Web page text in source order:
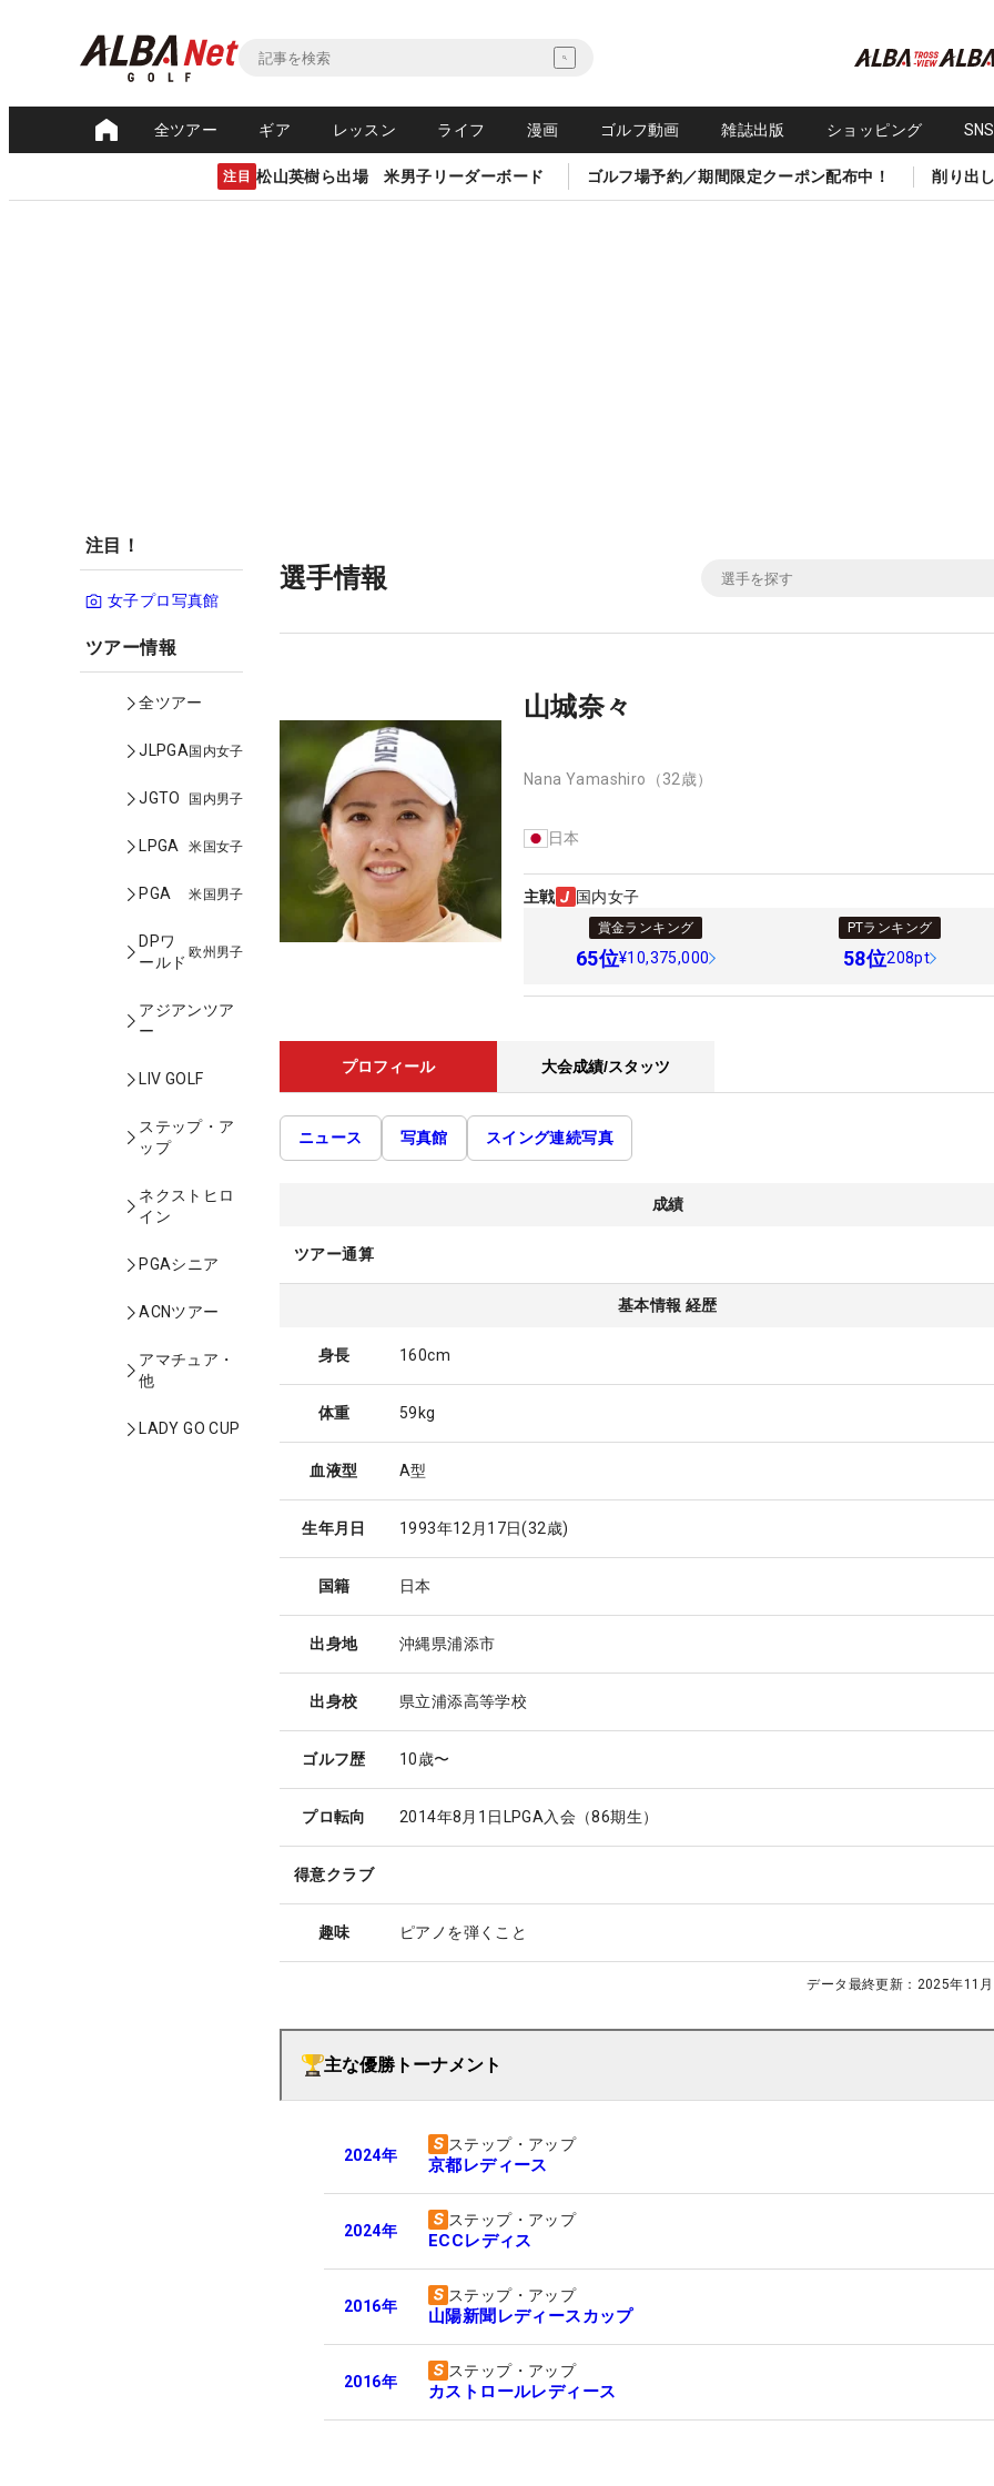
全ツアー ギア レッスン ライフ 漫画 ゴルフ動画 雑誌出版 ショッピング
注目 松山英樹ら出場 米男子リーダーボード ゴルフ場予約／期間限定クーポン配布中！ 削り出
注目！
女子プロ写真館
ツアー情報
全ツアー
JLPGA国内女子
JGTO 国内男子
LPGA 米国女子
PGA 米国男子
DPワ
ールド
欧州男子
アジアンツア
ー
LIV GOLF
ステップ・ア
ップ
ネクストヒロ
イン
PGAシニア
ACNツアー
アマチュア・
他
LADY GO CUP
選手情報
山城奈々
Nana Yamashiro （32歳）
日本
主戦 国内女子
賞金ランキング
65位¥10,375,000
PTランキング
58位208pt
プロフィール 大会成績/スタッツ
ニュース 写真館 スイング連続写真
成績
ツアー通算
基本情報 経歴
身長 160cm
体重 59kg
血液型 A型
生年月日 1993年12月17日(32歳)
国籍 日本
出身地 沖縄県浦添市
出身校 県立浦添高等学校
ゴルフ歴 10歳〜
プロ転向 2014年8月1日LPGA入会（86期生）
得意クラブ
趣味 ピアノを弾くこと
データ最終更新： 2025年11
主な優勝トーナメント
2024年
ステップ・アップ
京都レディース
2024年
ステップ・アップ
ECCレディス
2016年
ステップ・アップ
山陽新聞レディースカップ
2016年
ステップ・アップ
カストロールレディース